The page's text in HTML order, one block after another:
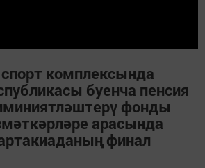
комплексында
буенча пенсия
фонды
арасында
финал